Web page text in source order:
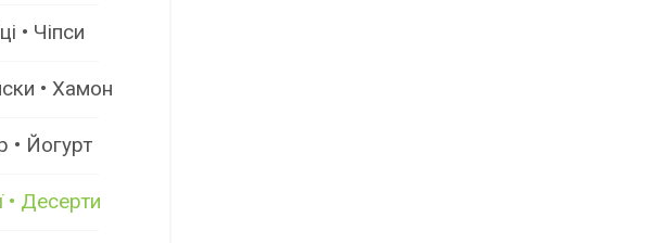
• Чіпси
• Хамон
• Йогурт
• Десерти